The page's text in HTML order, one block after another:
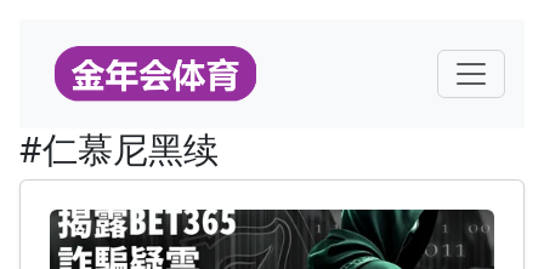
#仁慕尼黑续